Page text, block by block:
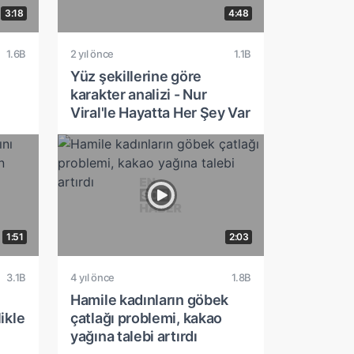
3:18
1.6B
4:48
2 yıl önce 1.1B
Yüz şekillerine göre
karakter analizi - Nur
Viral'le Hayatta Her Şey Var
1:51
3.1B
2:03
4 yıl önce 1.8B
Hamile kadınların göbek
çatlağı problemi, kakao
yağına talebi artırdı